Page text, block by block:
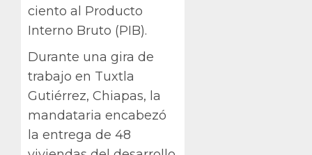
ciento al Producto
Interno Bruto (PIB).
Durante una gira de
trabajo en Tuxtla
Gutiérrez, Chiapas, la
mandataria encabezó
la entrega de 48